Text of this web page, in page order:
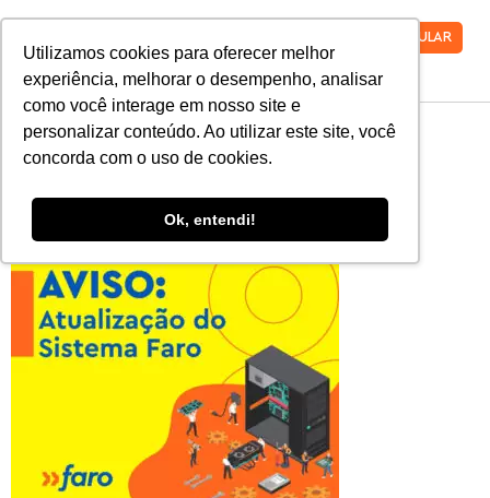
Utilizamos cookies para oferecer melhor
experiência, melhorar o desempenho, analisar
como você interage em nosso site e
personalizar conteúdo. Ao utilizar este site, você
concorda com o uso de cookies.
Ok, entendi!
VESTIBULAR
AVISO-SISTEMA